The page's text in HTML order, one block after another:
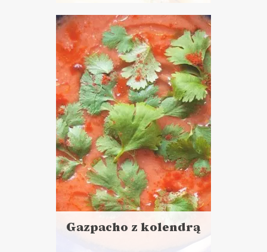
więcej
Czas przygotowania:
do 30 minut
ZUPY
Gazpacho z kolendrą